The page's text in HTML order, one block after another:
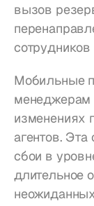
вызов
Мобильные
менеджерам
изменениях
агентов.
сбои в
длительное